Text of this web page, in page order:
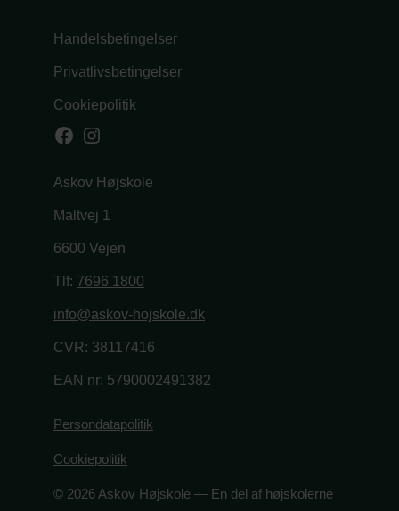
Handelsbetingelser
Privatlivsbetingelser
Cookiepolitik
Facebook
Instagram
Askov Højskole
Maltvej 1
6600 Vejen
Tlf: 7696 1800
info@askov-hojskole.dk
CVR: 38117416
EAN nr: 5790002491382
Persondatapolitik
Cookiepolitik
© 2026 Askov Højskole — En del af højskolerne